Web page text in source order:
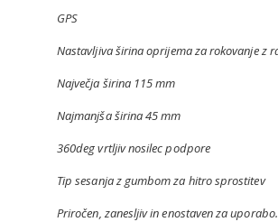
GPS
Nastavljiva širina oprijema za rokovanje z
Največja širina 115 mm
Najmanjša širina 45 mm
360deg vrtljiv nosilec podpore
Tip sesanja z gumbom za hitro sprostitev
Priročen, zanesljiv in enostaven za uporabo.